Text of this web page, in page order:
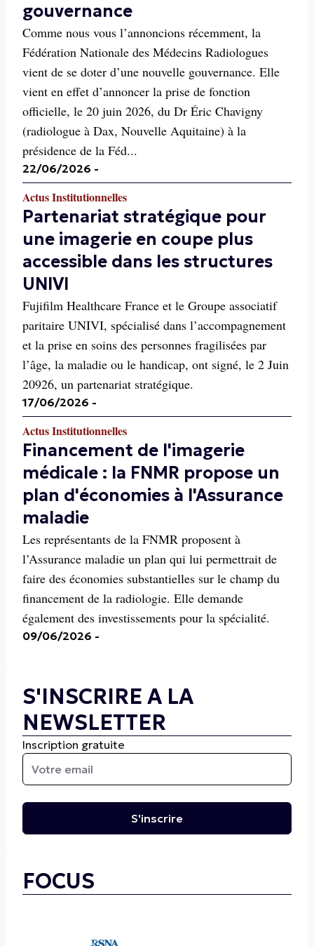
gouvernance
Comme nous vous l’annoncions récemment, la
Fédération Nationale des Médecins Radiologues
vient de se doter d’une nouvelle gouvernance. Elle
vient en effet d’annoncer la prise de fonction
officielle, le 20 juin 2026, du Dr Éric Chavigny
(radiologue à Dax, Nouvelle Aquitaine) à la
présidence de la Féd...
22/06/2026 -
Actus Institutionnelles
Partenariat stratégique pour
une imagerie en coupe plus
accessible dans les structures
UNIVI
Fujifilm Healthcare France et le Groupe associatif
paritaire UNIVI, spécialisé dans l’accompagnement
et la prise en soins des personnes fragilisées par
l’âge, la maladie ou le handicap, ont signé, le 2 Juin
20926, un partenariat stratégique.
17/06/2026 -
Actus Institutionnelles
Financement de l'imagerie
médicale : la FNMR propose un
plan d'économies à l'Assurance
maladie
Les représentants de la FNMR proposent à
l’Assurance maladie un plan qui lui permettrait de
faire des économies substantielles sur le champ du
financement de la radiologie. Elle demande
également des investissements pour la spécialité.
09/06/2026 -
S'INSCRIRE A LA
NEWSLETTER
Inscription gratuite
S'inscrire
FOCUS